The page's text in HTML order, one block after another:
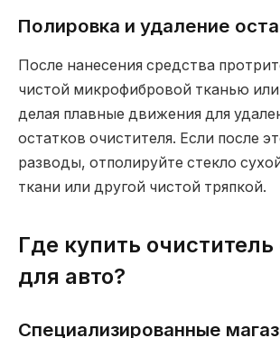
Полировка и удаление
После нанесения средства
чистой микрофибровой тканью
делая плавные движения для
остатков очистителя. Если после
разводы, отполируйте стекло
ткани или другой чистой тряпкой.
Где купить очиститель
для авто?
Специализированные